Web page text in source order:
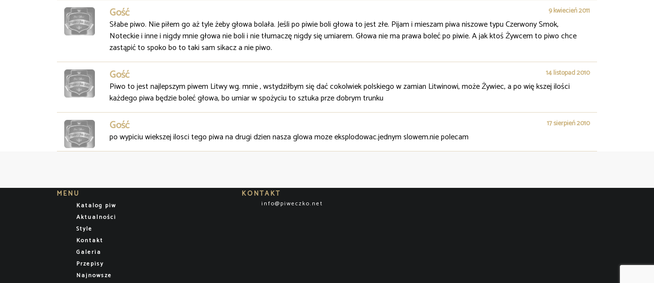
Gość 9 kwiecień 2011
Słabe piwo. Nie piłem go aż tyle żeby głowa bolała. Jeśli po piwie boli głowa to jest złe. Pijam i mieszam piwa niszowe typu Czerwony Smok,
Noteckie i inne i nigdy mnie głowa nie boli i nie tłumaczę nigdy się umiarem. Głowa nie ma prawa boleć po piwie. A jak ktoś Żywcem to piwo chce
zastąpić to spoko bo to taki sam sikacz a nie piwo.
Gość 14 listopad 2010
Piwo to jest najlepszym piwem Litwy wg. mnie , wstydziłbym się dać cokolwiek polskiego w zamian Litwinowi, może Żywiec, a po wię kszej ilości
każdego piwa będzie boleć głowa, bo umiar w spożyciu to sztuka prze dobrym trunku
Gość 17 sierpień 2010
po wypiciu wiekszej ilosci tego piwa na drugi dzien nasza glowa moze eksplodowac.jednym slowem.nie polecam
MENU
Katalog piw
Aktualności
Style
Kontakt
Galeria
Przepisy
Najnowsze
KONTAKT
info@piweczko.net